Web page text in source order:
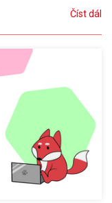
Číst dál